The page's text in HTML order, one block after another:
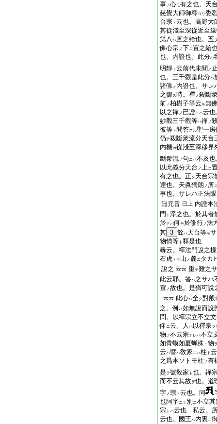
事ノ心モ有之也。天
慈覺大師御釋ヨリ 委
台宗 ト 云也。高野大
其從淺至深從近至
第八ハ置之給也。五
佛心宗ノ下ニ置之給
也。内證也。此分ハ
明靜 ト 云前代未聞 ノ
也。三千觀是此分ハ
諸佛 ノ 内證也。サレ
之御ス時。禪ノ殺斷
前ノ柏樹子等云ル無
以之禪ノ 已證 トハ云也
妙觀三千觀等ハ禪ノ
彼等 ト 問答スル聖一房
仍テ殺斷衆流分天台
内機カ從淺至深移界
斷衆流ノ句ニハ不及也
以此義分天台 ノ上ニ
有之也。正 ク 天台宗
逹也。天眞獨朗 ノ 所
事也。サレハ正法
無元旨 已上 内證本
門 ト 淨之也。於其者
於テハ何モ於修行ノ法
其 3 餘ハ天台等モ
物情等 ト 釋是也
尋云。禪法門說之
石虎 トテ山 ノ 麓ニタカ
說之 云云 重テ難之
此云耶。答ハ之サハ
宣 ノ故也。是猶可說
云云 此心ハ全ク對般
之。例 ハ如無說而說
問。以禪宗立不立
仰 ニ云。人 ハ 以禪宗ヲ
物 ヲ不云宗ナレハ不立
如青蟆如夏蝉殊ニ物
云ハ譬ハ敎家ニハ柱 ト
之爲本ソトモ柱 ノ有
是 ヲ號敎家 ト 也。禪
而不云其故 ヲ也。道
字ノ宗 ト 云也。同
也阿字ニテ別 ニ不立其
宗 トハ云也 私云。
云也。國王ハ内裏ニ